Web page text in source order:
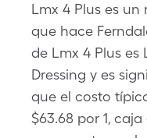
Lmx 4 Plus es
que hace
de Lmx 4 Plus es
Dressing y es
que el costo
$63.68 por 1,